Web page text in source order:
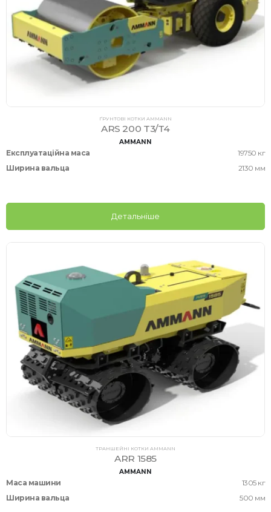
ҐРУНТОВІ КОТКИ AMMANN
ARS 200 T3/T4
AMMANN
Експлуатаційна маса
19750 кг
Ширина вальца
2130 мм
Детальніше
ТРАНШЕЙНІ КОТКИ AMMANN
ARR 1585
AMMANN
Маса машини
1305 кг
Ширина вальца
500 мм